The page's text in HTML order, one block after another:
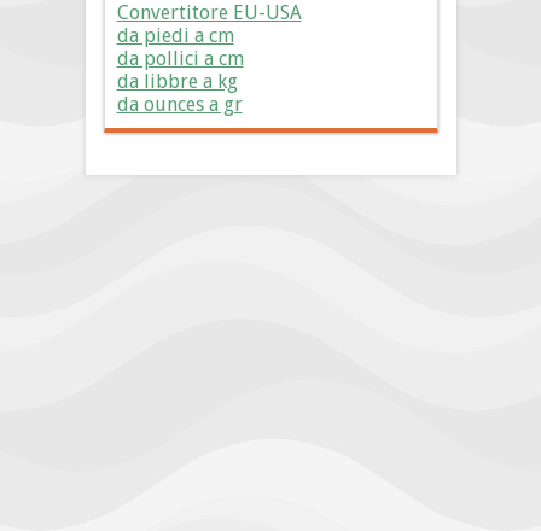
Convertitore EU-USA
da piedi a cm
da pollici a cm
da libbre a kg
da ounces a gr